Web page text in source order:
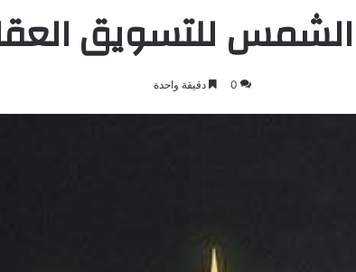
للتسويق
0 دقيقة واحدة